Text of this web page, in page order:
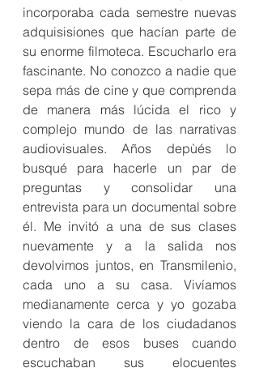
incorporaba cada semestre nuevas
adquisisiones que hacían parte de
su enorme filmoteca. Escucharlo era
fascinante. No conozco a nadie que
sepa más de cine y que comprenda
de manera más lúcida el rico y
complejo mundo de las narrativas
audiovisuales. Años depùés lo
busqué para hacerle un par de
preguntas y consolidar una
entrevista para un documental sobre
él. Me invitó a una de sus clases
nuevamente y a la salida nos
devolvimos juntos, en Transmilenio,
cada uno a su casa. Vivíamos
medianamente cerca y yo gozaba
viendo la cara de los ciudadanos
dentro de esos buses cuando
escuchaban sus elocuentes